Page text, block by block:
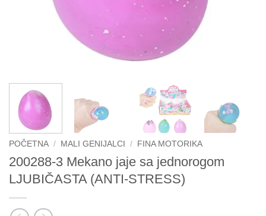
POČETNA / MALI GENIJALCI / FINA MOTORIKA
200288-3 Mekano jaje sa jednorogom
LJUBIČASTA (ANTI-STRESS)